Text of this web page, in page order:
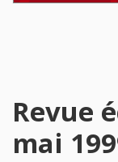
Revue
mai